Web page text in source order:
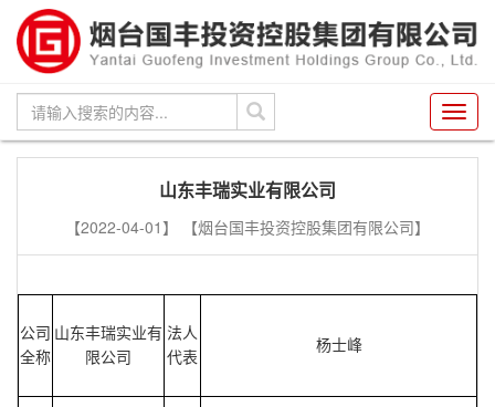
山东丰瑞实业有限公司
【2022-04-01】 【烟台国丰投资控股集团有限公司】
公司
全称
山东丰瑞实业有
限公司
法人
代表
杨士峰